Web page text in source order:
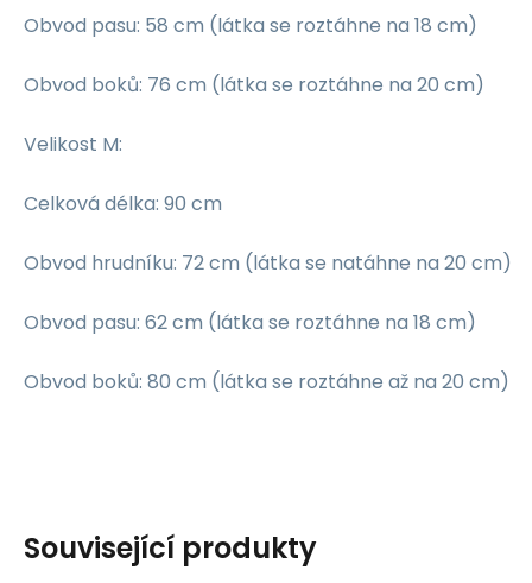
Obvod pasu: 58 cm (látka se roztáhne na 18 cm)
Obvod boků: 76 cm (látka se roztáhne na 20 cm)
Velikost M:
Celková délka: 90 cm
Obvod hrudníku: 72 cm (látka se natáhne na 20 cm)
Obvod pasu: 62 cm (látka se roztáhne na 18 cm)
Obvod boků: 80 cm (látka se roztáhne až na 20 cm)
Související produkty